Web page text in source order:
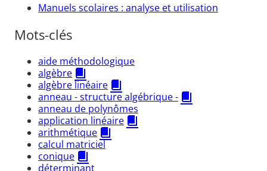
Manuels scolaires : analyse et utilisation
Mots-clés
aide méthodologique
algèbre
algèbre linéaire
anneau - structure algébrique -
anneau de polynômes
application linéaire
arithmétique
calcul matriciel
conique
déterminant